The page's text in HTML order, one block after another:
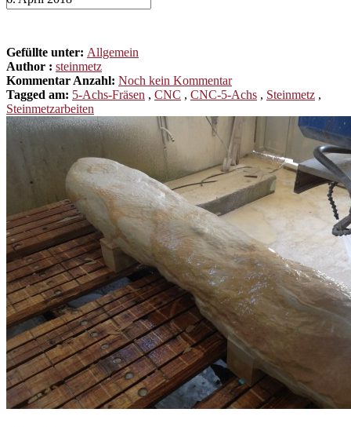
Gefüllte unter: Allgemein
Author : steinmetz
Kommentar Anzahl: Noch kein Kommentar
Tagged am: 5-Achs-Fräsen , CNC , CNC-5-Achs , Steinmetz ,
Steinmetzarbeiten